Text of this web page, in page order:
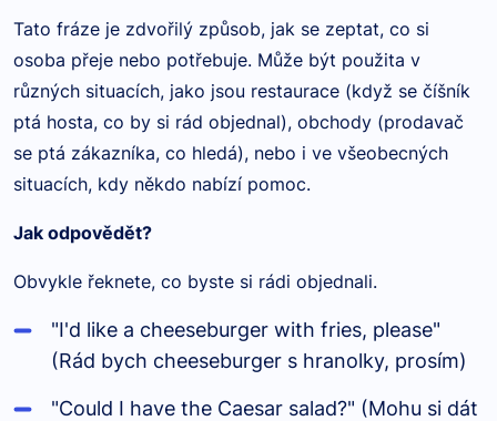
Tato fráze je zdvořilý způsob, jak se zeptat, co si
osoba přeje nebo potřebuje. Může být použita v
různých situacích, jako jsou restaurace (když se číšník
ptá hosta, co by si rád objednal), obchody (prodavač
se ptá zákazníka, co hledá), nebo i ve všeobecných
situacích, kdy někdo nabízí pomoc.
Jak odpovědět?
Obvykle řeknete, co byste si rádi objednali.
"I'd like a cheeseburger with fries, please"
(Rád bych cheeseburger s hranolky, prosím)
"Could I have the Caesar salad?" (Mohu si dát